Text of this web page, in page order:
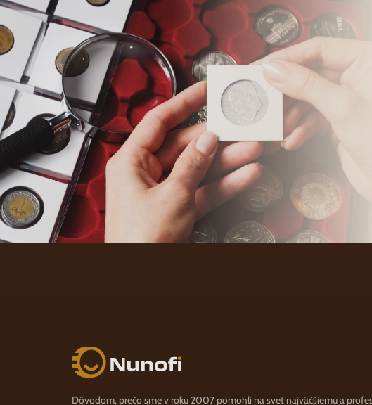
Nunofi.sk
Dôvodom, prečo sme v roku 2007 pomohli na svet najväčšiemu a